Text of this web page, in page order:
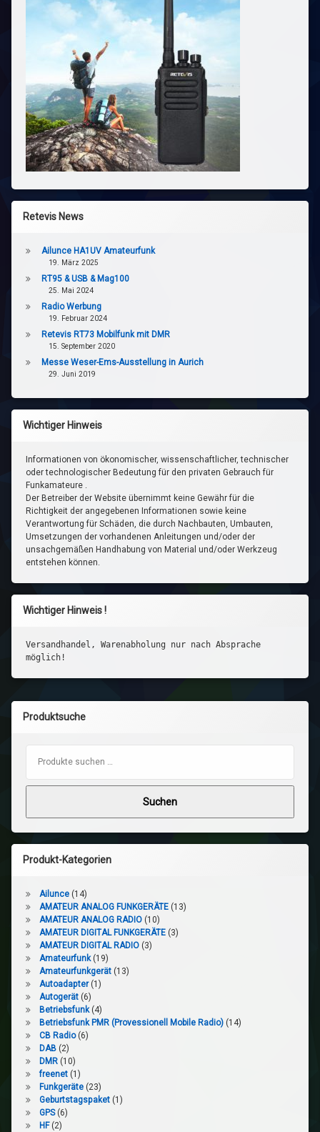
Retevis News
Ailunce HA1UV Amateurfunk
19. März 2025
RT95 & USB & Mag100
25. Mai 2024
Radio Werbung
19. Februar 2024
Retevis RT73 Mobilfunk mit DMR
15. September 2020
Messe Weser-Ems-Ausstellung in Aurich
29. Juni 2019
Wichtiger Hinweis
Informationen von ökonomischer, wissenschaftlicher, technischer
oder technologischer Bedeutung für den privaten Gebrauch für
Funkamateure .
Der Betreiber der Website übernimmt keine Gewähr für die
Richtigkeit der angegebenen Informationen sowie keine
Verantwortung für Schäden, die durch Nachbauten, Umbauten,
Umsetzungen der vorhandenen Anleitungen und/oder der
unsachgemäßen Handhabung von Material und/oder Werkzeug
entstehen können.
Wichtiger Hinweis !
Versandhandel, Warenabholung nur nach Absprache
möglich!
Produktsuche
Suchen
Produkt-Kategorien
Ailunce (14)
AMATEUR ANALOG FUNKGERÄTE (13)
AMATEUR ANALOG RADIO (10)
AMATEUR DIGITAL FUNKGERÄTE (3)
AMATEUR DIGITAL RADIO (3)
Amateurfunk (19)
Amateurfunkgerät (13)
Autoadapter (1)
Autogerät (6)
Betriebsfunk (4)
Betriebsfunk PMR (Provessionell Mobile Radio) (14)
CB Radio (6)
DAB (2)
DMR (10)
freenet (1)
Funkgeräte (23)
Geburtstagspaket (1)
GPS (6)
HF (2)